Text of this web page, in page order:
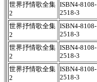
世界抒情歌全集
2
ISBN4-8108-
2518-3
世界抒情歌全集
2
ISBN4-8108-
2518-3
世界抒情歌全集
2
ISBN4-8108-
2518-3
世界抒情歌全集
2
ISBN4-8108-
2518-3